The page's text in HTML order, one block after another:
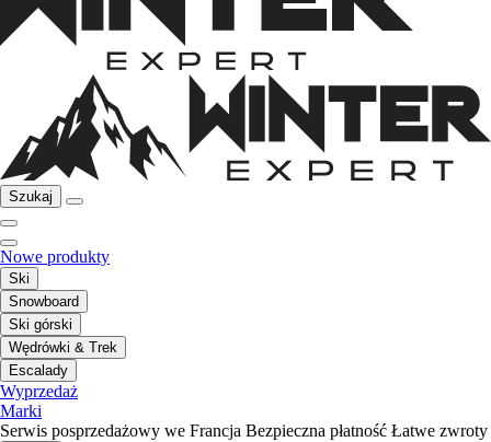
Szukaj
Nowe produkty
Ski
Snowboard
Ski górski
Wędrówki & Trek
Escalady
Wyprzedaż
Marki
Serwis posprzedażowy we Francja Bezpieczna płatność Łatwe zwroty